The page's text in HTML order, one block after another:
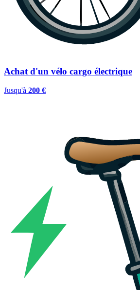
Achat d'un vélo cargo électrique
Jusqu'à 200 €